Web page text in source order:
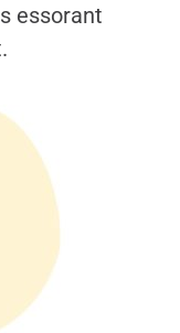
essorant